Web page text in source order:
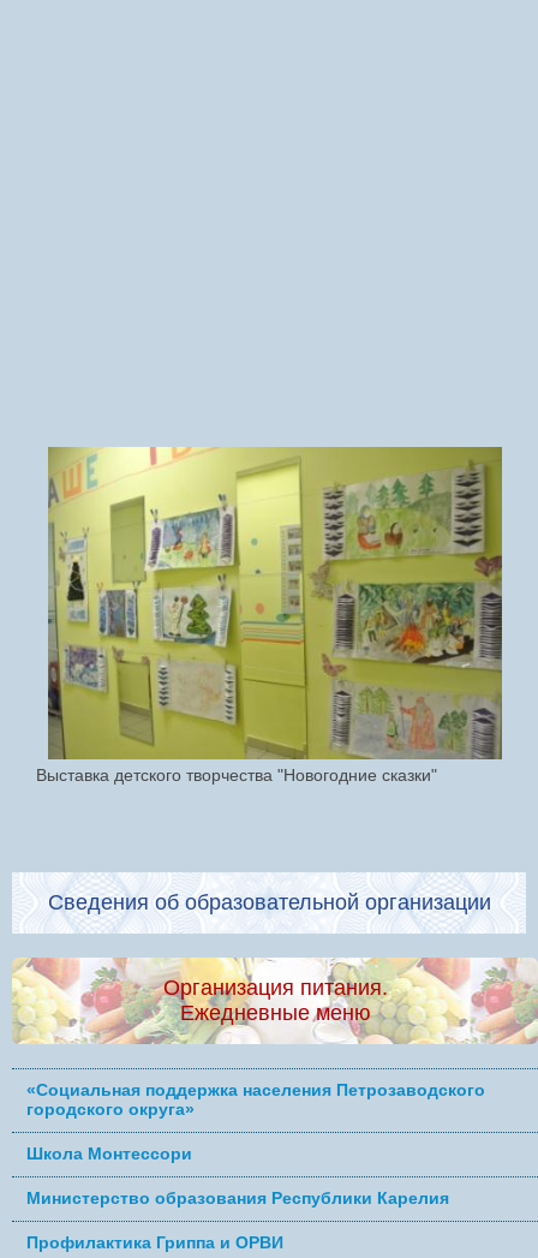
Выставка детского творчества "Новогодние сказки"
Сведения об образовательной организации
Организация питания.
Ежедневные меню
«Социальная поддержка населения Петрозаводского
городского округа»
Школа Монтессори
Министерство образования Республики Карелия
Профилактика Гриппа и ОРВИ